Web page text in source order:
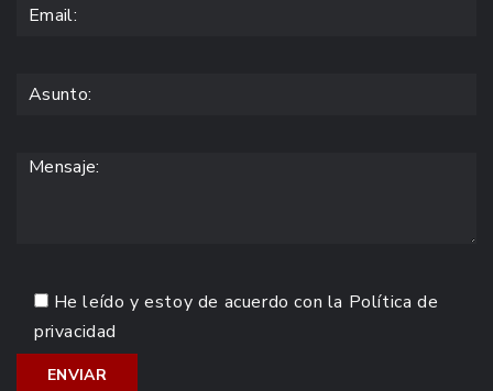
He leído y estoy de acuerdo con la Política de
privacidad